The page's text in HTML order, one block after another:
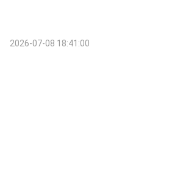
2026-07-08 18:41:00